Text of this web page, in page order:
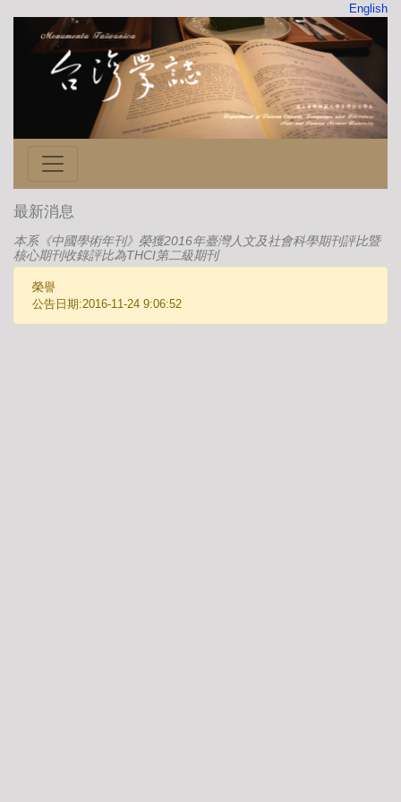
English
最新消息
本系《中國學術年刊》榮獲2016年臺灣人文及社會科學期刊評比暨
核心期刊收錄評比為THCI第二級期刊
榮譽
公告日期:2016-11-24 9:06:52